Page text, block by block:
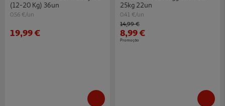
(12-20 Kg) 36un
0.56 €/un
19,99 €
25kg 22un
0.41 €/un
Price reduced from
14,99 €to
8,99 €
Promoção